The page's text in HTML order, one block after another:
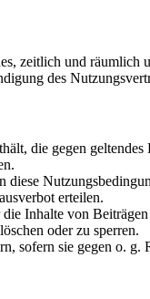
zeitlich und
des
die gegen
diese
erteilen.
Inhalte von
oder zu sperren.
sofern sie gegen o.